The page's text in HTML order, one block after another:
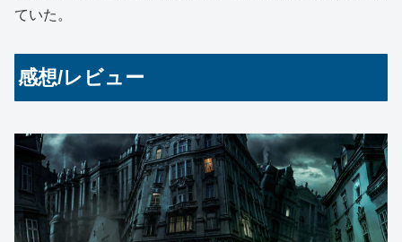
ていた。
感想/レビュー